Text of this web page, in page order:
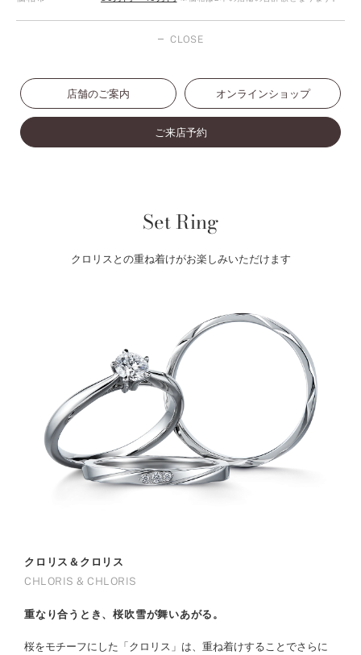
CLOSE
店舗のご案内 オンラインショップ
ご来店予約
Set Ring
クロリスとの重ね着けがお楽しみいただけます
クロリス＆クロリス
CHLORIS & CHLORIS
重なり合うとき、桜吹雪が舞いあがる。
桜をモチーフにした「クロリス」は、重ね着けすることでさらに